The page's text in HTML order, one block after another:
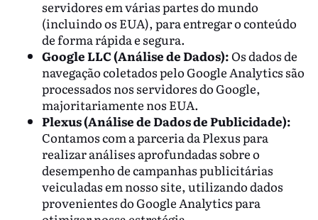
servidores em várias partes do mundo
(incluindo os EUA), para entregar o conteúdo
de forma rápida e segura.
Google LLC (Análise de Dados):Os dados de
navegação coletados pelo Google Analytics são
processados nos servidores do Google,
majoritariamente nos EUA.
Plexus (Análise de Dados de Publicidade):
Contamos com a parceria da Plexus para
realizar análises aprofundadas sobre o
desempenho de campanhas publicitárias
veiculadas em nosso site, utilizando dados
provenientes do Google Analytics para